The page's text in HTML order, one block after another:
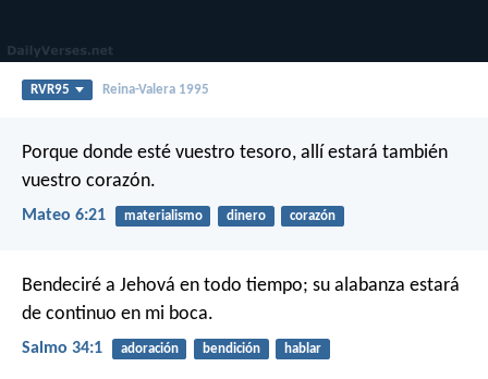
RVR95 Reina-Valera 1995
Porque donde esté vuestro tesoro, allí estará también
vuestro corazón.
Mateo 6:21 materialismo dinero corazón
Bendeciré a Jehová en todo tiempo; su alabanza estará
de continuo en mi boca.
Salmo 34:1 adoración bendición hablar